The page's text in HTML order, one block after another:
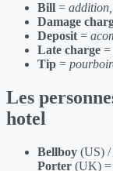
Bill =
Damage
Deposit =
Late charge =
Tip =
Les
hotel
Bellboy (US) /
Porter (UK) =